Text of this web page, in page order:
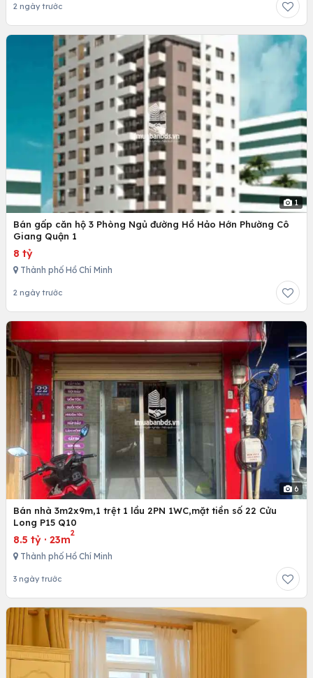
2 ngày trước
1
Bán gấp căn hộ 3 Phòng Ngủ đường Hồ Hảo Hớn Phường Cô
Giang Quận 1
8 tỷ
Thành phố Hồ Chí Minh
2 ngày trước
6
Bán nhà 3m2x9m,1 trệt 1 lầu 2PN 1WC,mặt tiền số 22 Cửu
Long P15 Q10
8.5 tỷ · 23m
2
Thành phố Hồ Chí Minh
3 ngày trước